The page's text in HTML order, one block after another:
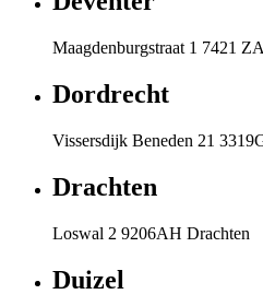
Maagdenburgstraat 1 7421
Dordrecht
Vissersdijk Beneden 21
Drachten
Loswal 2 9206AH Drachten
Duizel